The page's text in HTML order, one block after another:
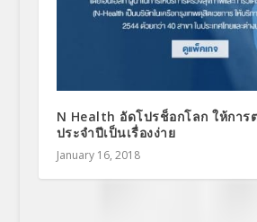
N Health อัดโปรช็อกโลก ให้การ
ประจำปีเป็นเรื่องง่าย
January 16, 2018